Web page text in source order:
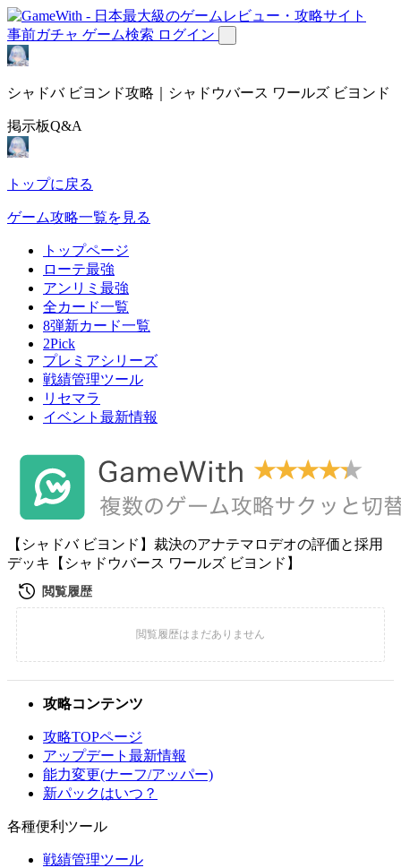
事前ガチャ ゲーム検索 ログイン
シャドバ ビヨンド攻略｜シャドウバース ワールズ ビヨンド
掲示板Q&A
トップに戻る
ゲーム攻略一覧を見る
トップページ
ローテ最強
アンリミ最強
全カード一覧
8弾新カード一覧
2Pick
プレミアシリーズ
戦績管理ツール
リセマラ
イベント最新情報
【シャドバ ビヨンド】裁決のアナテマロデオの評価と採用
デッキ【シャドウバース ワールズ ビヨンド】
攻略コンテンツ
攻略TOPページ
アップデート最新情報
能力変更(ナーフ/アッパー)
新パックはいつ？
各種便利ツール
戦績管理ツール